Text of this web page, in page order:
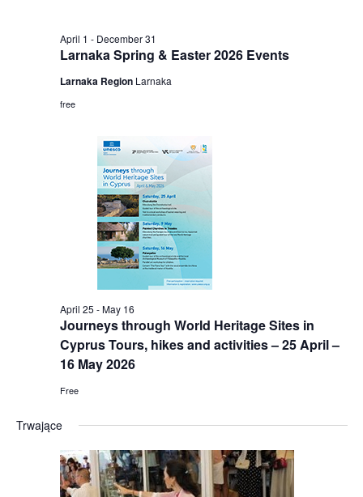
Larnaka Spring & Easter 2026 Events
April 1 - December 31
Larnaka Region Larnaka
free
Journeys through World Heritage Sites in
Cyprus Tours, hikes and activities – 25 April –
16 May 2026
April 25 -May 16
Free
Trwające